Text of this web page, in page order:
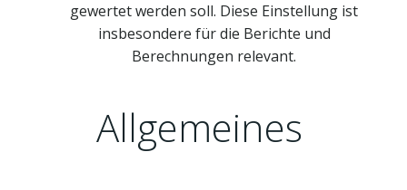
gewertet werden soll. Diese Einstellung ist
insbesondere für die Berichte und
Berechnungen relevant.
Allgemeines